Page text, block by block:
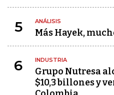
5 ANÁLISIS
Más Hayek,
6 INDUSTRIA
Grupo Nutresa
$10,3 billones y